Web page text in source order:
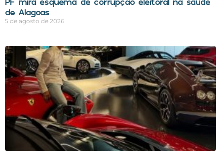
de Alagoas
5 de agosto de 2026